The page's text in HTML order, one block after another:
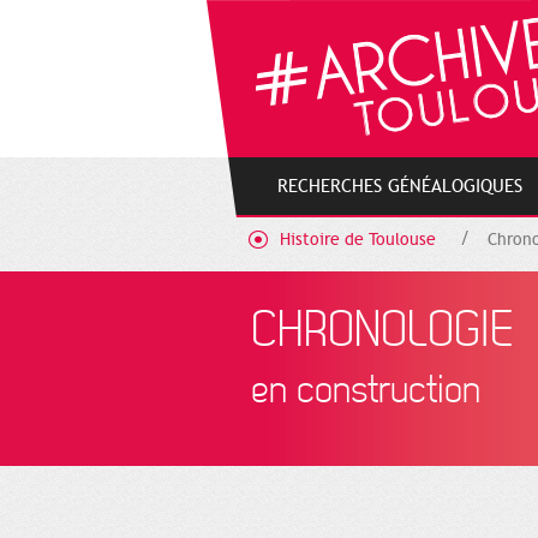
RECHERCHES GÉNÉALOGIQUES
Histoire de Toulouse
CHRONOLOGIE
en construction
Cookies management panel